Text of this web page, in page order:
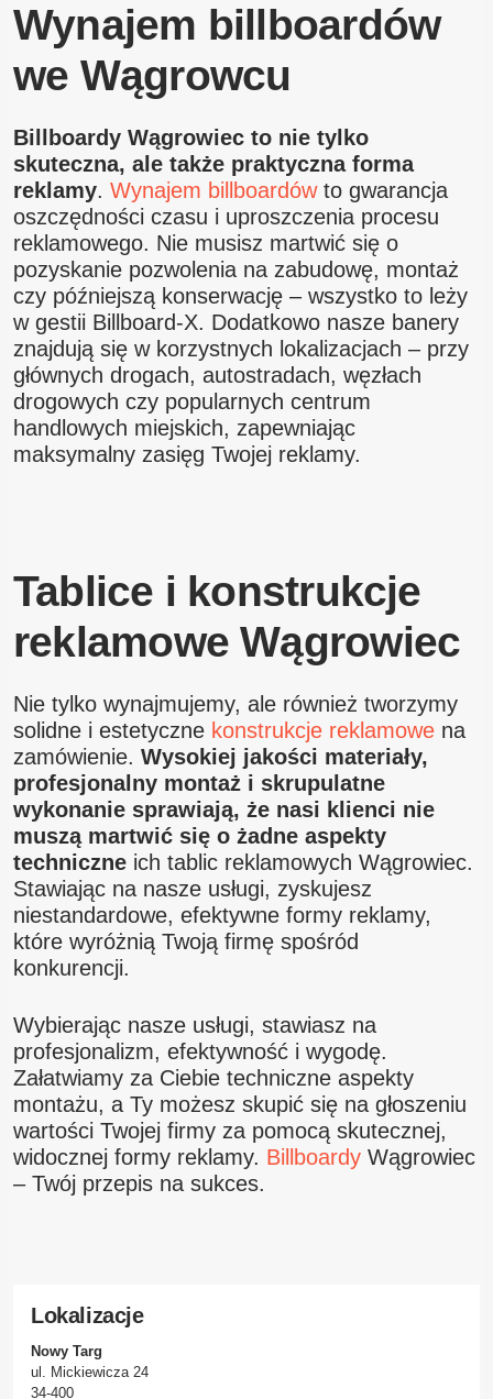
Wynajem billboardów
we Wągrowcu
Billboardy Wągrowiec to nie tylko
skuteczna, ale także praktyczna forma
reklamy. Wynajem billboardówto gwarancja
oszczędności czasu i uproszczenia procesu
reklamowego. Nie musisz martwić się o
pozyskanie pozwolenia na zabudowę, montaż
czy późniejszą konserwację – wszystko to leży
w gestii Billboard-X. Dodatkowo nasze banery
znajdują się w korzystnych lokalizacjach – przy
głównych drogach, autostradach, węzłach
drogowych czy popularnych centrum
handlowych miejskich, zapewniając
maksymalny zasięg Twojej reklamy.
Tablice i konstrukcje
reklamowe Wągrowiec
Nie tylko wynajmujemy, ale również tworzymy
solidne i estetyczne konstrukcje reklamowe na
zamówienie. Wysokiej jakości materiały,
profesjonalny montaż i skrupulatne
wykonanie sprawiają, że nasi klienci nie
muszą martwić się o żadne aspekty
techniczne ich tablic reklamowych Wągrowiec.
Stawiając na nasze usługi, zyskujesz
niestandardowe, efektywne formy reklamy,
które wyróżnią Twoją firmę spośród
konkurencji.
Wybierając nasze usługi, stawiasz na
profesjonalizm, efektywność i wygodę.
Załatwiamy za Ciebie techniczne aspekty
montażu, a Ty możesz skupić się na głoszeniu
wartości Twojej firmy za pomocą skutecznej,
widocznej formy reklamy. Billboardy Wągrowiec
– Twój przepis na sukces.
Lokalizacje
Nowy Targ
ul. Mickiewicza 24
34-400